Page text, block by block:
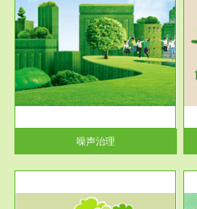
噪声治理
服务范围
废气处理工程